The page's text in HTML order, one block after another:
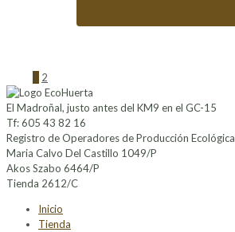
1 2
El Madroñal, justo antes del KM9 en el GC-15
Tf: 605 43 82 16
Registro de Operadores de Producción Ecológica
Maria Calvo Del Castillo 1049/P
Akos Szabo 6464/P
Tienda 2612/C
Inicio
Tienda